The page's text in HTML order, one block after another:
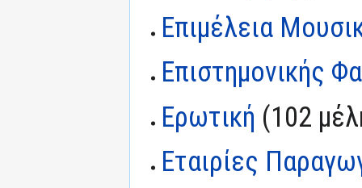
Επιμέλεια
Επιστημονικής
Ερωτική (102
Εταιρίες